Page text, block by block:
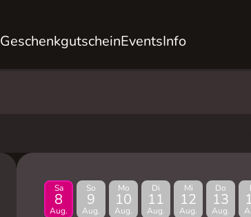
GeschenkgutscheinEventsInfo
Sa
8
Aug.
So
9
Aug.
Mo
10
Aug.
Di
11
Aug.
Mi
12
Aug.
Do
13
Aug.